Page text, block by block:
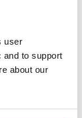
user
and to support
about our
for
en klar og
produkts
til